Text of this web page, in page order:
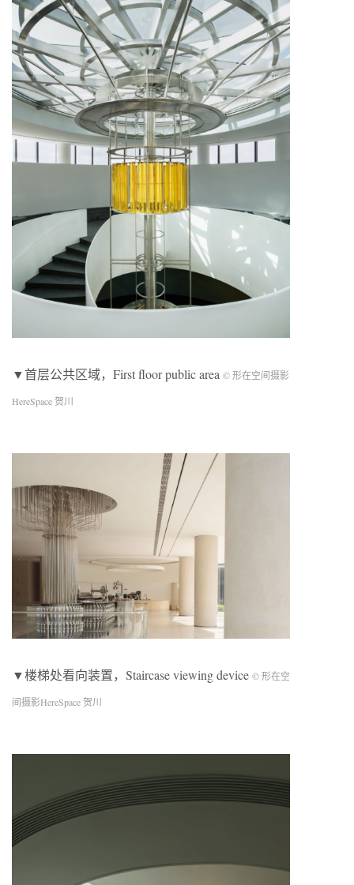
▼首层公共区域，First floor public area © 形在空间摄影
HereSpace 贺川
▼楼梯处看向装置，Staircase viewing device © 形在空
间摄影HereSpace 贺川